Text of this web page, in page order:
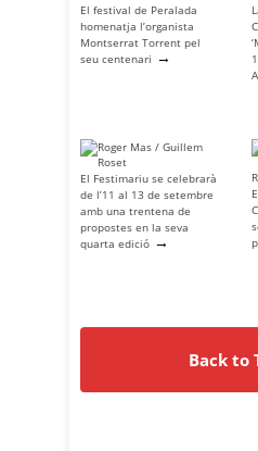
El festival de Peralada
homenatja l’organista
Montserrat Torrent pel
seu centenari →
El Festimariu se celebrarà
de l’11 al 13 de setembre
amb una trentena de
propostes en la seva
quarta edició →
Back to